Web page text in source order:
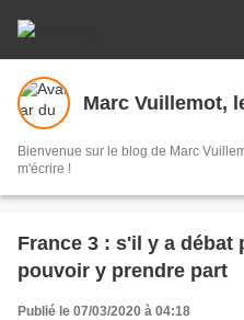
Marc Vuillemot,
Bienvenue sur le blog de Marc
m'écrire !
France 3 : s'il y a
pouvoir y prendre part
Publié le 07/03/2020 à 04:18